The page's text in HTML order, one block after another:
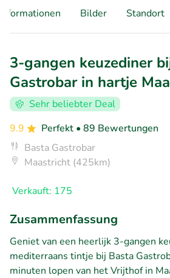
Informationen Bilder Standort
3-gangen keuzediner
Gastrobar in hartje
Sehr beliebter Deal
9.9
Perfekt • 89 Bewertungen
Basta Gastrobar
Maastricht (425km)
Verkauft: 175
Zusammenfassung
Geniet van een heerlijk 3-gangen
mediterraans tintje bij Basta
minuten lopen van het Vrijthof in